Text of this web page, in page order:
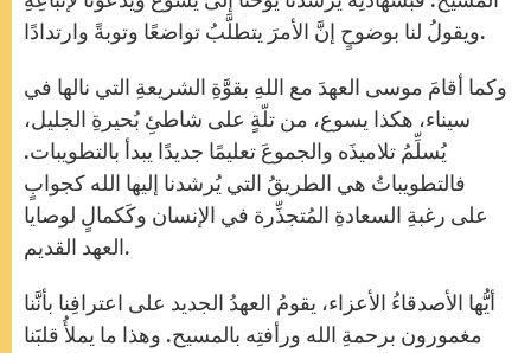
ويقولُ لنا بوضوحٍ إنَّ الأمرَ يتطلَّبُ تواضعًا وتوبةً وارتدادًا.
وكما أقامَ موسى العهدَ مع اللهِ بقوَّةِ الشريعةِ التي نالها في
سيناء، هكذا يسوع، من تلّةٍ على شاطئِ بُحيرةِ الجليل،
يُسلِّمُ تلاميذَه والجموعَ تعليمًا جديدًا يبدأ بالتطويبات.
فالتطويباتُ هي الطريقُ التي يُرشدنا إليها الله كجوابٍ
على رغبةِ السعادةِ المُتجذِّرة في الإنسان وكَكمالٍ لوصايا
العهد القديم.
أيُّها الأصدقاءُ الأعزاء، يقومُ العهدُ الجديد على اعترافِنا بأنَّنا
مغمورون برحمةِ الله ورأفتِه بالمسيح. وهذا ما يملأُ قلبَنا